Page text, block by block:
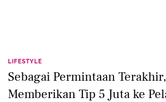
LIFESTYLE
Sebagai Permintaan
Memberikan Tip 5 Juta ke